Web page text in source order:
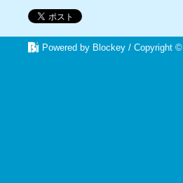
Powered by Blockey / Copyright ©